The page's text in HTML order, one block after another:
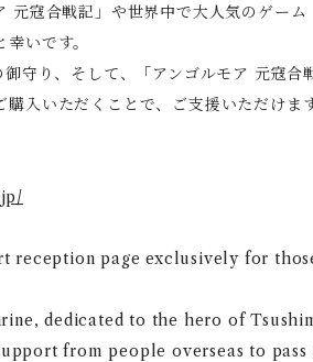
元寇合戦記」や世界中で大人気のゲー
いです。
守り、そして、「アンゴルモア 元寇
購入いただくことで、ご支援いただけます
reception page exclusively for
dedicated to the hero of
from people overseas to